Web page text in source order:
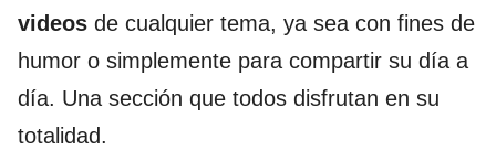
videos de cualquier tema, ya sea con fines de
humor o simplemente para compartir su día a
día. Una sección que todos disfrutan en su
totalidad.